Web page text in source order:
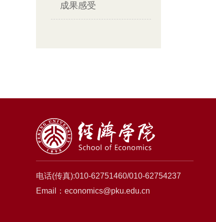
成果感受
电话(传真):010-62751460/010-62754237
Email：economics@pku.edu.cn